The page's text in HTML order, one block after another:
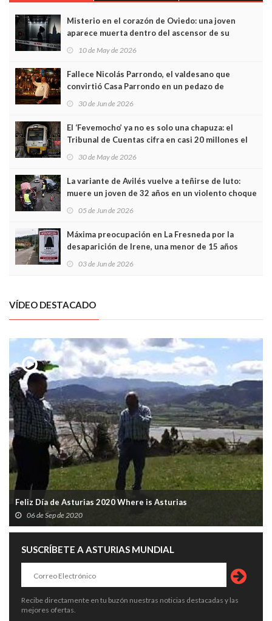
Misterio en el corazón de Oviedo: una joven
aparece muerta dentro del ascensor de su
edificio y las cámaras captan sus últimos minutos
10 de May de 2026
Fallece Nicolás Parrondo, el valdesano que
convirtió Casa Parrondo en un pedazo de
Asturias en Madrid
30 de Jun de 2026
El ‘Fevemocho’ ya no es solo una chapuza: el
Tribunal de Cuentas cifra en casi 20 millones el
sobrecoste de los trenes que no cabían por los
30 de May de 2026
La variante de Avilés vuelve a teñirse de luto:
muere un joven de 32 años en un violento choque
frontal
05 de Jun de 2026
Máxima preocupación en La Fresneda por la
desaparición de Irene, una menor de 15 años
03 de Jun de 2026
VÍDEO DESTACADO
Feliz Día de Asturias 2020 Where is Asturias
06 de Sep de 2020
SUSCRÍBETE A ASTURIAS MUNDIAL
Recibe directamente en tu buzón nuestras noticias destacadas y las
mejores ofertas.